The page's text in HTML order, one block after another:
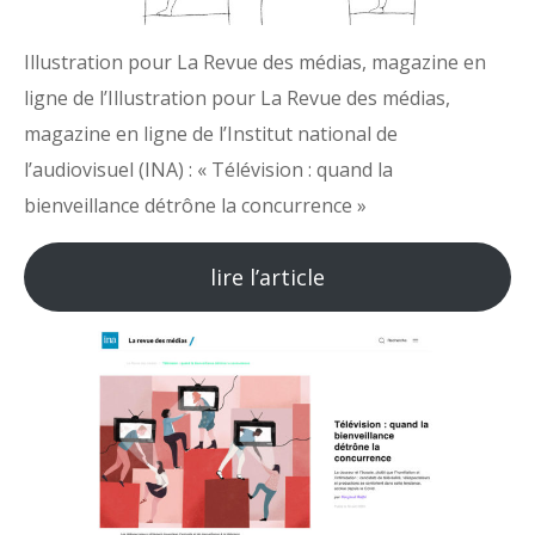
Illustration pour La Revue des médias, magazine en
ligne de l’Illustration pour La Revue des médias,
magazine en ligne de l’Institut national de
l’audiovisuel (INA) : « Télévision : quand la
bienveillance détrône la concurrence »
lire l’article